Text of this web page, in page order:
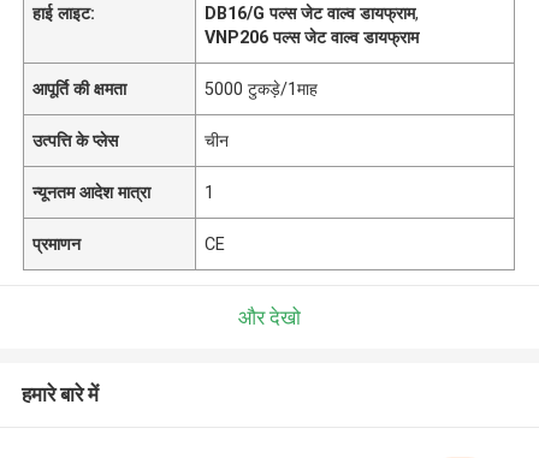
हाई लाइट:
DB16/G पल्स जेट वाल्व डायफ्राम,
VNP206 पल्स जेट वाल्व डायफ्राम
आपूर्ति की क्षमता 5000 टुकड़े/1माह
उत्पत्ति के प्लेस चीन
न्यूनतम आदेश मात्रा 1
प्रमाणन CE
और देखो
हमारे बारे में